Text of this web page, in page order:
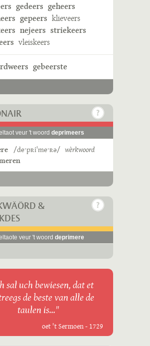
gedeers geheers
gepeers klieveers
nejeers striekeers
vleiskeers
gebeerste
veur 't woord deprimeers
/deˑpʀiˈmeˑʀə/ wèrkwoord
&
veur 't woord deprimere
sal uch bewiesen, dat et
de beste van alle de
taulen is..."
oet 't Sermoen - 1729